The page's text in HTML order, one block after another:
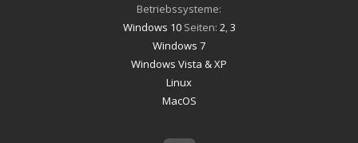
Betriebssysteme:
Windows 10Seiten: 2 3
Windows 7
Windows Vista & XP
Linux
MacOS